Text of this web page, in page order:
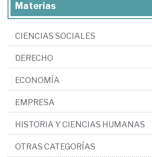
Materias
CIENCIAS SOCIALES
DERECHO
ECONOMÍA
EMPRESA
HISTORIA Y CIENCIAS HUMANAS
OTRAS CATEGORÍAS